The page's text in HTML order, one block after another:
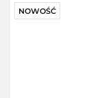
NOWOŚĆ